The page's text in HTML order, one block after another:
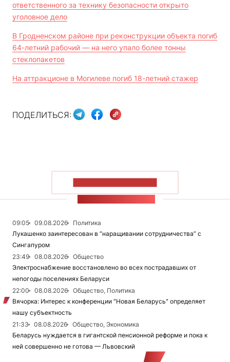
ответственного за технику безопасности открыто
уголовное дело
В Гродненском районе при реконструкции объекта погиб
64-летний рабочий — на него упало более тонны
стеклопакетов
На аттракционе в Могилеве погиб 18-летний стажер
ПОДЕЛИТЬСЯ:
09:05 09.08.2026
Политика
Лукашенко заинтересован в “наращивании сотрудничества” с
Сингапуром
23:49
08.08.2026
Общество
Электроснабжение восстановлено во всех пострадавших от
непогоды поселениях Беларуси
22:00
08.08.2026
Общество, Политика
Вячорка: Интерес к конференции "Новая Беларусь" определяет
нашу субъектность
21:33
08.08.2026
Общество, Экономика
Беларусь нуждается в гигантской пенсионной реформе и пока к
ней совершенно не готова — Львовский